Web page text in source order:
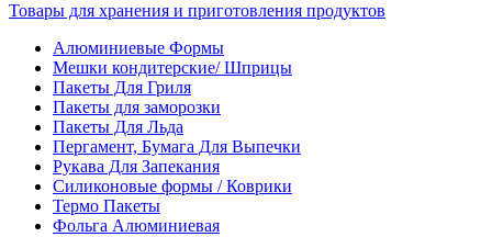
Товары для хранения и приготовления продуктов
Алюминиевые Формы
Мешки кондитерские/ Шприцы
Пакеты Для Гриля
Пакеты для заморозки
Пакеты Для Льда
Пергамент, Бумага Для Выпечки
Рукава Для Запекания
Силиконовые формы / Коврики
Термо Пакеты
Фольга Алюминиевая